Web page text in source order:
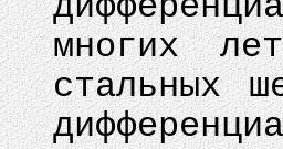
многих
стальных